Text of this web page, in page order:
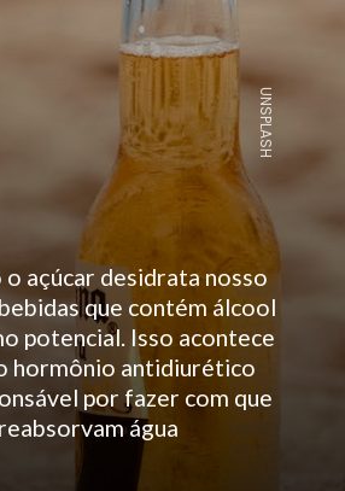
o açúcar desidrata nosso
que contém álcool
potencial. Isso acontece
hormônio antidiurético
por fazer com que
água
UNSPLASH